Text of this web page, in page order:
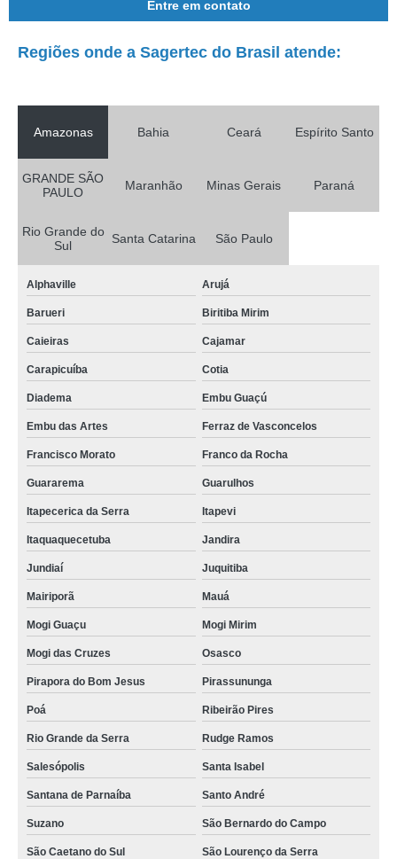
Entre em contato
Regiões onde a Sagertec do Brasil atende:
Amazonas Bahia Ceará Espírito Santo
GRANDE SÃO
PAULO
Maranhão Minas Gerais Paraná
Rio Grande do
Sul
Santa Catarina São Paulo
Alphaville Arujá
Barueri Biritiba Mirim
Caieiras Cajamar
Carapicuíba Cotia
Diadema Embu Guaçú
Embu das Artes Ferraz de Vasconcelos
Francisco Morato Franco da Rocha
Guararema Guarulhos
Itapecerica da Serra Itapevi
Itaquaquecetuba Jandira
Jundiaí Juquitiba
Mairiporã Mauá
Mogi Guaçu Mogi Mirim
Mogi das Cruzes Osasco
Pirapora do Bom Jesus Pirassununga
Poá Ribeirão Pires
Rio Grande da Serra Rudge Ramos
Salesópolis Santa Isabel
Santana de Parnaíba Santo André
Suzano São Bernardo do Campo
São Caetano do Sul São Lourenço da Serra